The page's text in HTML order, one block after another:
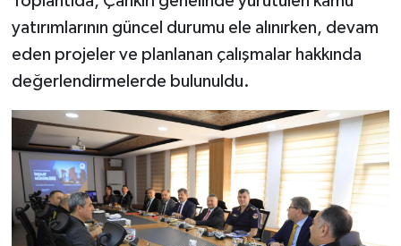
yatırımlarının güncel durumu ele alınırken, devam
eden projeler ve planlanan çalışmalar hakkında
değerlendirmelerde bulunuldu.